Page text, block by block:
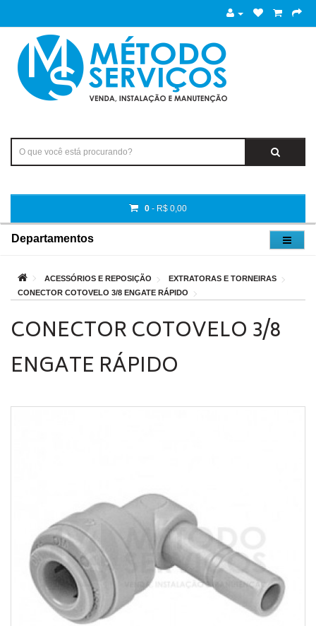
0 - R$ 0,00
Departamentos
ACESSÓRIOS E REPOSIÇÃO
EXTRATORAS E TORNEIRAS
CONECTOR COTOVELO 3/8 ENGATE RÁPIDO
CONECTOR COTOVELO 3/8
ENGATE RÁPIDO